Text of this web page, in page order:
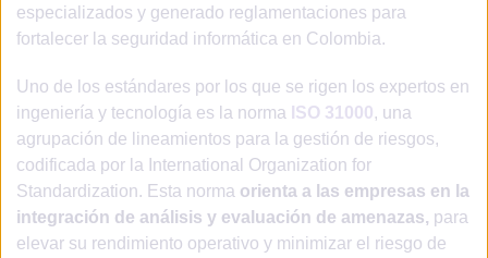
especializados y generado reglamentaciones para
fortalecer la seguridad informática en Colombia.
Uno de los estándares por los que se rigen los expertos en
ingeniería y tecnología es la norma ISO 31000, una
agrupación de lineamientos para la gestión de riesgos,
codificada por la International Organization for
Standardization. Esta norma orienta a las empresas en la
integración de análisis y evaluación de amenazas, para
elevar su rendimiento operativo y minimizar el riesgo de